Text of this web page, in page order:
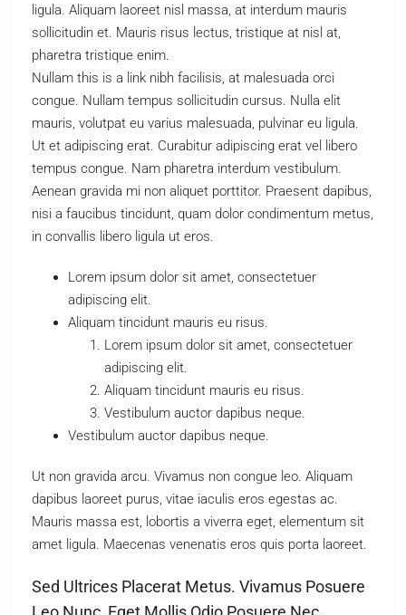
ligula. Aliquam laoreet nisl massa, at interdum mauris
sollicitudin et. Mauris risus lectus, tristique at nisl at,
pharetra tristique enim.
Nullam this is a link nibh facilisis, at malesuada orci
congue. Nullam tempus sollicitudin cursus. Nulla elit
mauris, volutpat eu varius malesuada, pulvinar eu ligula.
Ut et adipiscing erat. Curabitur adipiscing erat vel libero
tempus congue. Nam pharetra interdum vestibulum.
Aenean gravida mi non aliquet porttitor. Praesent dapibus,
nisi a faucibus tincidunt, quam dolor condimentum metus,
in convallis libero ligula ut eros.
Lorem ipsum dolor sit amet, consectetuer
adipiscing elit.
Aliquam tincidunt mauris eu risus.
Lorem ipsum dolor sit amet, consectetuer
adipiscing elit.
Aliquam tincidunt mauris eu risus.
Vestibulum auctor dapibus neque.
Vestibulum auctor dapibus neque.
Ut non gravida arcu. Vivamus non congue leo. Aliquam
dapibus laoreet purus, vitae iaculis eros egestas ac.
Mauris massa est, lobortis a viverra eget, elementum sit
amet ligula. Maecenas venenatis eros quis porta laoreet.
Sed Ultrices Placerat Metus. Vivamus Posuere